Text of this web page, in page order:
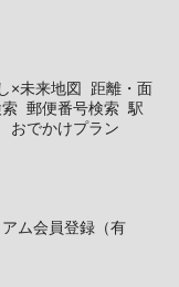
×未来地図
距離・面
郵便番号検索 駅
おでかけプラン
ム会員登録（有